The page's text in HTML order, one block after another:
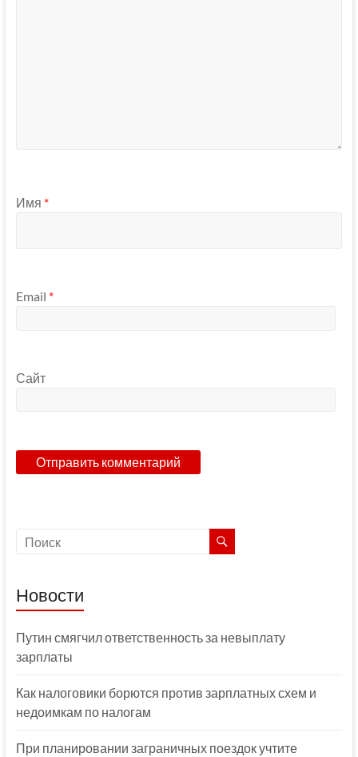
Имя *
Email *
Сайт
Новости
Путин смягчил ответственность за невыплату
зарплаты
Как налоговики борются против зарплатных схем и
недоимкам по налогам
При планировании заграничных поездок учтите